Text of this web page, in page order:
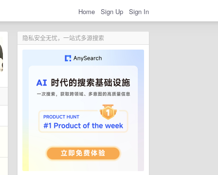
Home Sign Up Sign In
隐私安全无忧，一站式多源搜索